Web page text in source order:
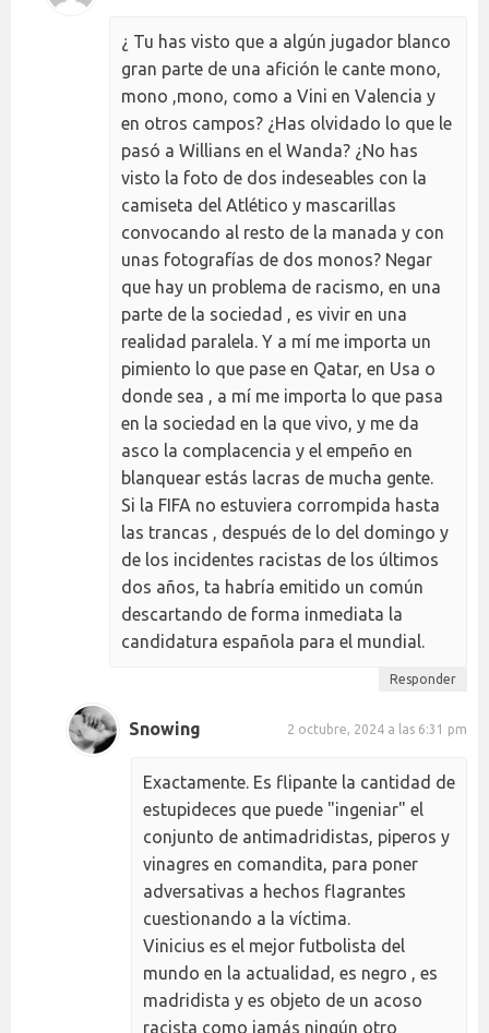
¿ Tu has visto que a algún jugador blanco
gran parte de una afición le cante mono,
mono ,mono, como a Vini en Valencia y
en otros campos? ¿Has olvidado lo que le
pasó a Willians en el Wanda? ¿No has
visto la foto de dos indeseables con la
camiseta del Atlético y mascarillas
convocando al resto de la manada y con
unas fotografías de dos monos? Negar
que hay un problema de racismo, en una
parte de la sociedad , es vivir en una
realidad paralela. Y a mí me importa un
pimiento lo que pase en Qatar, en Usa o
donde sea , a mí me importa lo que pasa
en la sociedad en la que vivo, y me da
asco la complacencia y el empeño en
blanquear estás lacras de mucha gente.
Si la FIFA no estuviera corrompida hasta
las trancas , después de lo del domingo y
de los incidentes racistas de los últimos
dos años, ta habría emitido un común
descartando de forma inmediata la
candidatura española para el mundial.
Responder
Snowing 2 octubre, 2024 a las 6:31 pm
Exactamente. Es flipante la cantidad de
estupideces que puede "ingeniar" el
conjunto de antimadridistas, piperos y
vinagres en comandita, para poner
adversativas a hechos flagrantes
cuestionando a la víctima.
Vinicius es el mejor futbolista del
mundo en la actualidad, es negro , es
madridista y es objeto de un acoso
racista como jamás ningún otro